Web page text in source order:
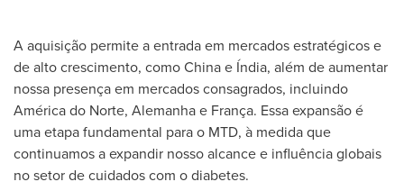
A aquisição permite a entrada em mercados estratégicos e
de alto crescimento, comoChinae Índia, além de aumentar
nossa presença em mercados consagrados, incluindo
América do Norte, Alemanha e França. Essa expansão é
uma etapa fundamental para o MTD, à medida que
continuamos a expandir nosso alcance e influência globais
no setor de cuidados com o diabetes.